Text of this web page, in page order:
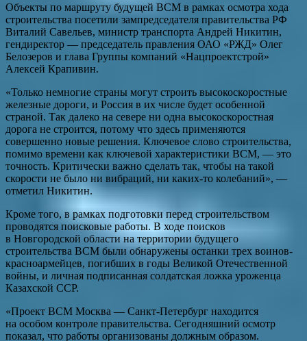
Объекты по маршруту будущей ВСМ в рамках осмотра хода
строительства посетили зампредседателя правительства РФ
Виталий Савельев, министр транспорта Андрей Никитин,
гендиректор — председатель правления ОАО «РЖД» Олег
Белозеров и глава Группы компаний «Нацпроектстрой»
Алексей Крапивин.
«Только немногие страны могут строить высокоскоростные
железные дороги, и Россия в их числе будет особенной
страной. Так далеко на севере ни одна высокоскоростная
дорога не строится, потому что здесь применяются
совершенно новые решения. Ключевое слово строительства,
помимо времени как ключевой характеристики ВСМ, — это
точность. Критически важно сделать так, чтобы на такой
скорости не было ни вибраций, ни каких-то колебаний», —
отметил Никитин.
Кроме того, в рамках подготовки перед строительством
проводятся поисковые работы. В ходе поисков
в Новгородской области на территории будущего
строительства ВСМ были обнаружены останки трех воинов-
красноармейцев, погибших в годы Великой Отечественной
войны, и личная подписанная солдатская ложка уроженца
Казахской ССР.
«Проект ВСМ Москва — Санкт-Петербург находится
на особом контроле правительства. Сегодняшний осмотр
показал, что работы организованы должным образом.